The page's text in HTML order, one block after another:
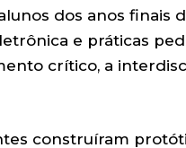
dos anos finais
e práticas
crítico, a
construíram